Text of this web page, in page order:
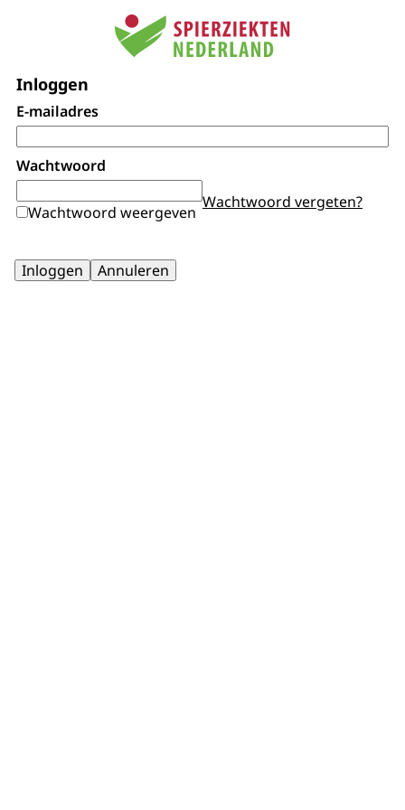
Inloggen
E-mailadres
Wachtwoord
Wachtwoord weergeven
Wachtwoord vergeten?
Inloggen Annuleren